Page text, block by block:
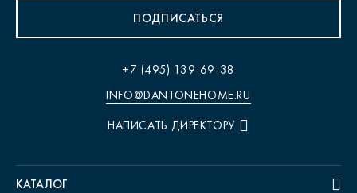
ПОДПИСАТЬСЯ
+7 (495) 139-69-38
INFO@DANTONEHOME.RU
НАПИСАТЬ ДИРЕКТОРУ
КАТАЛОГ